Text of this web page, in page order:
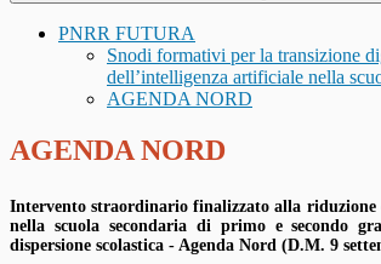
PNRR FUTURA
Snodi formativi per la transizione
dell’intelligenza artificiale nella
AGENDA NORD
AGENDA NORD
Intervento straordinario finalizzato alla
nella scuola secondaria di primo e secondo
dispersione scolastica - Agenda Nord (D.M. 9